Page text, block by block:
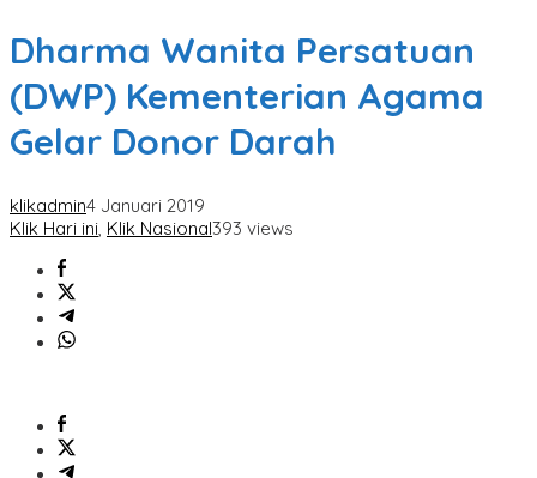
Dharma Wanita Persatuan
(DWP) Kementerian Agama
Gelar Donor Darah
klikadmin4 Januari 2019
Klik Hari ini, Klik Nasional393 views